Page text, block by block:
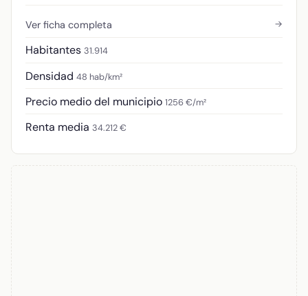
Ver ficha completa →
Habitantes 31.914
Densidad 48 hab/km²
Precio medio del municipio 1256 €/m²
Renta media 34.212 €